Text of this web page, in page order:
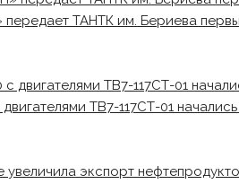
передает ТАНТК им. Бериева
двигателями ТВ7-117СТ-01